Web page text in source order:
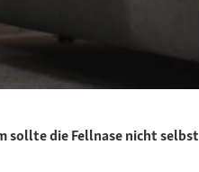
sollte die Fellnase nicht selbst